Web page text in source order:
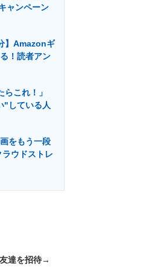
ーの最前線
ャンペーン
】Amazonギ
！読者アン
らこれ！」
"している人
をもう一段
ウドストレ
達を招待→